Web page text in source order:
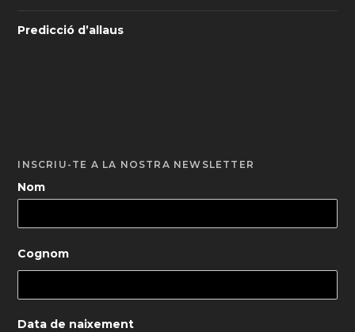
Predicció d’allaus
INSCRIU-TE A LA NOSTRA NEWSLETTER
Nom
Cognom
Data de naixement